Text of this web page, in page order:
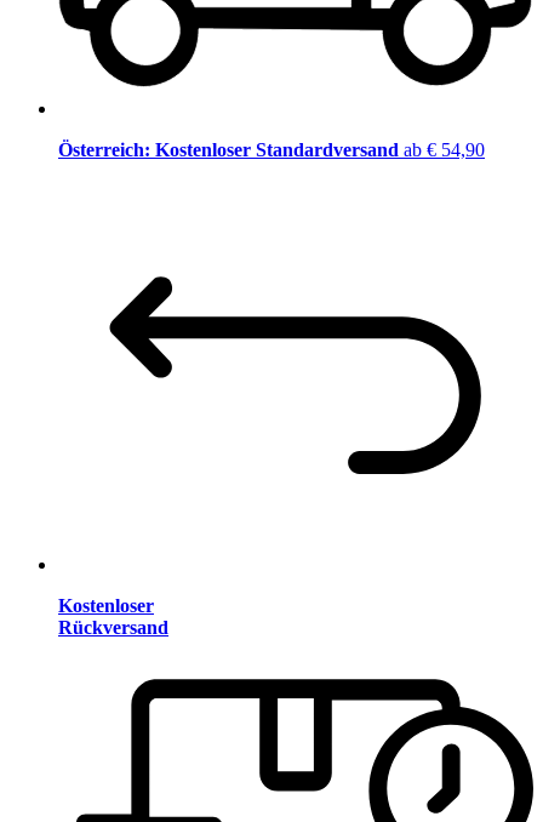
Österreich: Kostenloser Standardversand ab € 54,90
Kostenloser
Rückversand